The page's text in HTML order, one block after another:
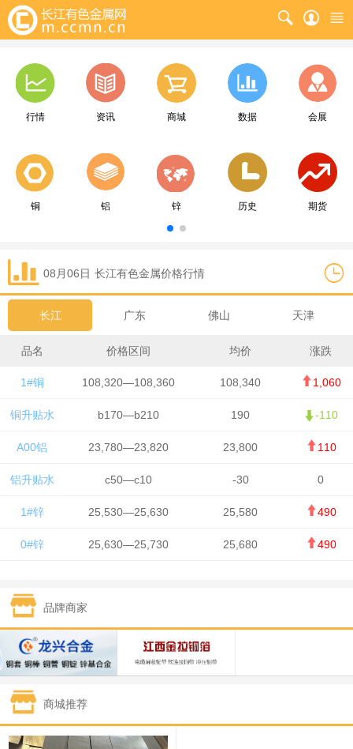
行情 资讯 商城 数据 会展
铜 铝 锌 历史 期货
08月06日 长江有色金属价格行情
长江 广东 佛山 天津
品名 价格区间 均价 涨跌
1#铜 108,320—108,360 108,340 1,060
铜升贴水 b170—b210 190 -110
A00铝 23,780—23,820 23,800 110
铝升贴水 c50—c10 -30 0
1#锌 25,530—25,630 25,580 490
0#锌 25,630—25,730 25,680 490
1#锡 434,750—436,750
1#镍 131,200—132,400
1#白银 15,170—15,180 15,175 615
钯金
1#钴 331,000—351,000
品牌商家
商城推荐